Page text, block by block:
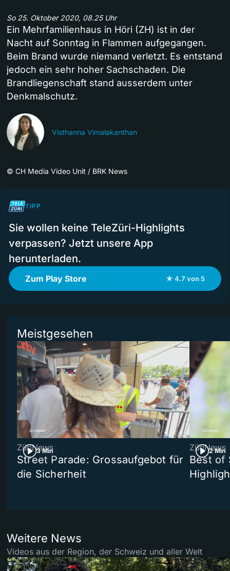
So 25. Oktober 2020, 08.25 Uhr
Ein Mehrfamilienhaus in Höri (ZH) ist in der
Nacht auf Sonntag in Flammen aufgegangen.
Beim Brand wurde niemand verletzt. Es entstand
jedoch ein sehr hoher Sachschaden. Die
Brandliegenschaft stand ausserdem unter
Denkmalschutz.
Visthanna Vimalakanthan
© CH Media Video Unit / BRK News
TIPP
Sie wollen keine TeleZüri-Highlights
verpassen? Jetzt unsere App
herunterladen.
Zum Play Store ★ 4.7 von 5
Meistgesehen
3 Min
ZüriNews
Street Parade: Grossaufgebot für
die Sicherheit
2 Min
ZüriNews
Best of
Weitere News
Videos aus der Region, der Schweiz und aller Welt